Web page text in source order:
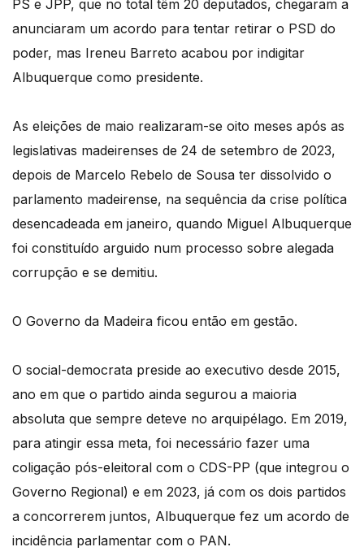
PS e JPP, que no total têm 20 deputados, chegaram a
anunciaram um acordo para tentar retirar o PSD do
poder, mas Ireneu Barreto acabou por indigitar
Albuquerque como presidente.
As eleições de maio realizaram-se oito meses após as
legislativas madeirenses de 24 de setembro de 2023,
depois de Marcelo Rebelo de Sousa ter dissolvido o
parlamento madeirense, na sequência da crise política
desencadeada em janeiro, quando Miguel Albuquerque
foi constituído arguido num processo sobre alegada
corrupção e se demitiu.
O Governo da Madeira ficou então em gestão.
O social-democrata preside ao executivo desde 2015,
ano em que o partido ainda segurou a maioria
absoluta que sempre deteve no arquipélago. Em 2019,
para atingir essa meta, foi necessário fazer uma
coligação pós-eleitoral com o CDS-PP (que integrou o
Governo Regional) e em 2023, já com os dois partidos
a concorrerem juntos, Albuquerque fez um acordo de
incidência parlamentar com o PAN.